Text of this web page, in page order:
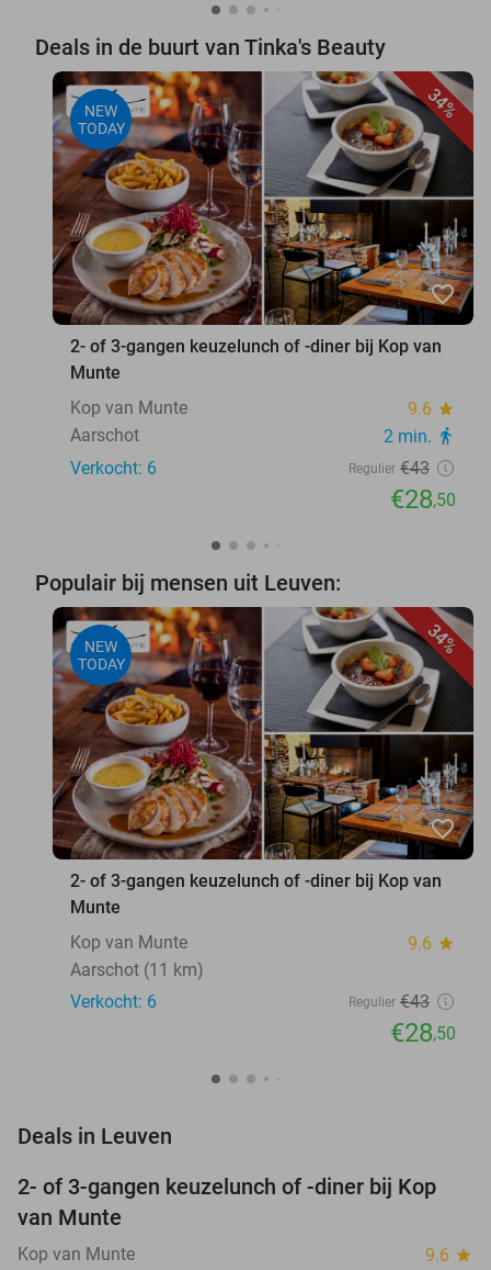
Deals in de buurt van Tinka's Beauty
34%
NEW
TODAY
favorite_border
2- of 3-gangen keuzelunch of -diner bij Kop van
Munte
Kop van Munte
9.6 star
Aarschot 2 min. directions_walk
Verkocht: 6 Regulier €43
€28,50
Populair bij mensen uit Leuven:
34%
NEW
TODAY
favorite_border
2- of 3-gangen keuzelunch of -diner bij Kop van
Munte
Kop van Munte
9.6 star
Aarschot (11 km)
Verkocht: 6
Regulier €43
€28,50
Deals in Leuven
34%
TODAY
2- of 3-gangen keuzelunch of -diner bij Kop
van Munte
Kop van Munte 9.6 star